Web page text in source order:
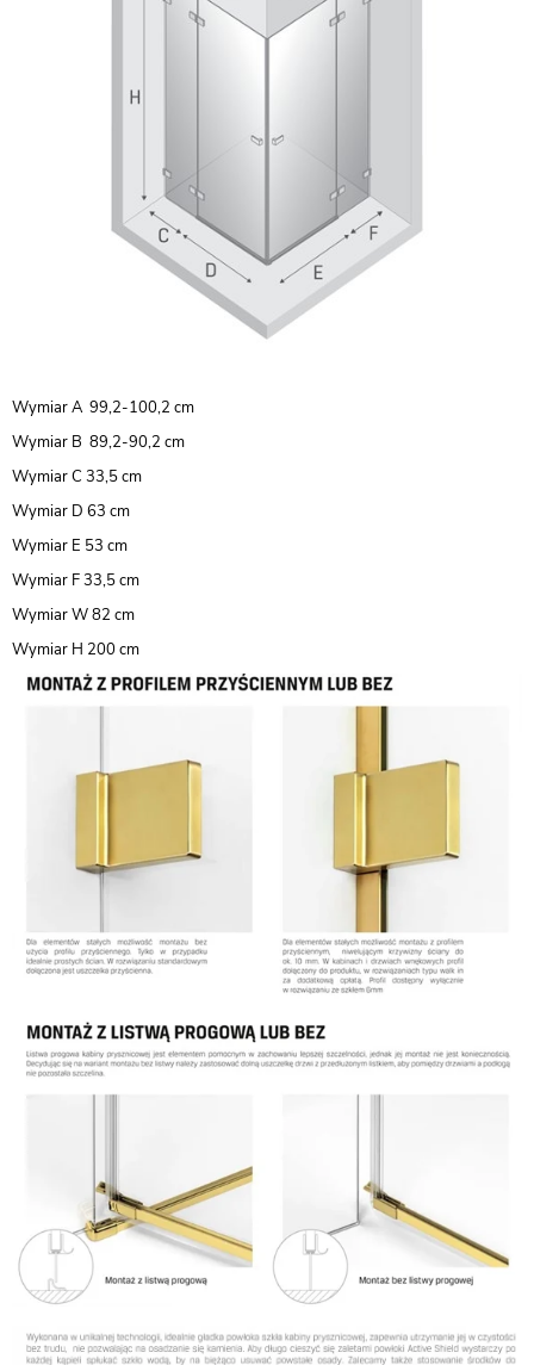
Wymiar A 99,2-100,2 cm
Wymiar B 89,2-90,2 cm
Wymiar C 33,5 cm
Wymiar D 63 cm
Wymiar E 53 cm
Wymiar F 33,5 cm
Wymiar W 82 cm
Wymiar H 200 cm